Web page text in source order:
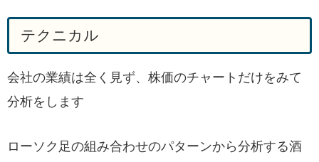
テクニカル
会社の業績は全く見ず、株価のチャートだけをみて
分析をします
ローソク足の組み合わせのパターンから分析する酒